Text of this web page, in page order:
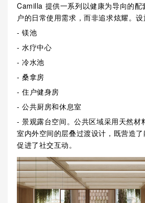
Camilla 提供一系列以健康为导向的配
户的日常使用需求，而非追求炫耀。设
- 镁池
- 水疗中心
- 冷水池
- 桑拿房
- 住户健身房
- 公共厨房和休息室
- 景观露台空间。公共区域采用天然材
室内外空间的层叠过渡设计，既营造
促进了社交互动。